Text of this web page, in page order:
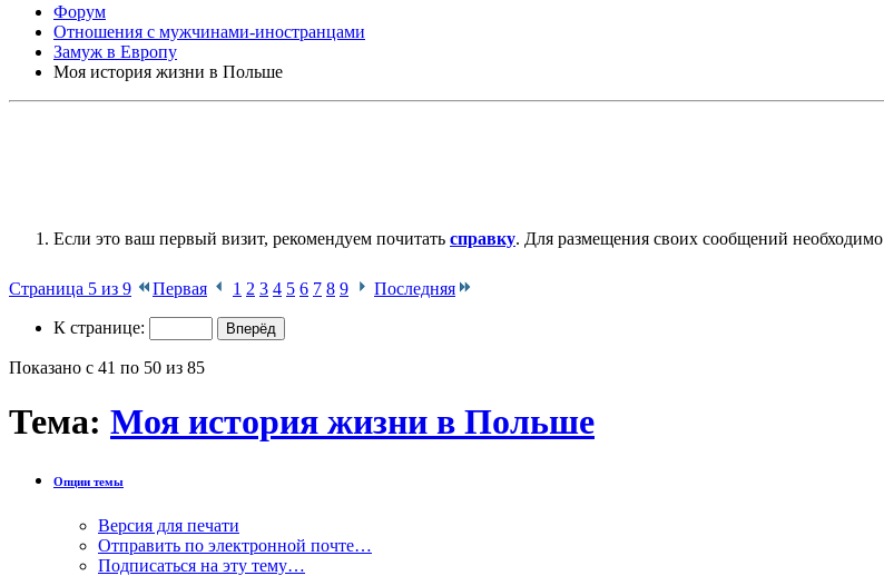
Форум
Отношения с мужчинами-иностранцами
Замуж в Европу
Моя история жизни в Польше
Если это ваш первый визит, рекомендуем почитать справку. Для размещения своих сообщений необходимо
Страница 5 из 9 Первая 1 2 3 4 5 6 7 8 9 Последняя
К странице:
Показано с 41 по 50 из 85
Тема: Моя история жизни в Польше
Опции темы
Версия для печати
Отправить по электронной почте…
Подписаться на эту тему…